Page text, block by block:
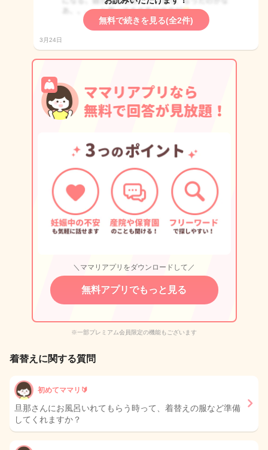
無料で続きを見る(全2件)
3月24日
＼ママリアプリをダウンロードして／
無料アプリでもっと見る
※一部プレミアム会員限定の機能もございます
着替えに関する質問
初めてママリ🔰
旦那さんにお風呂いれてもらう時って、着替えの服など準備
してくれますか？